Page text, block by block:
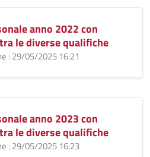
anno 2022 con
le diverse qualifiche
: 29/05/2025 16:21
anno 2023 con
le diverse qualifiche
: 29/05/2025 16:23